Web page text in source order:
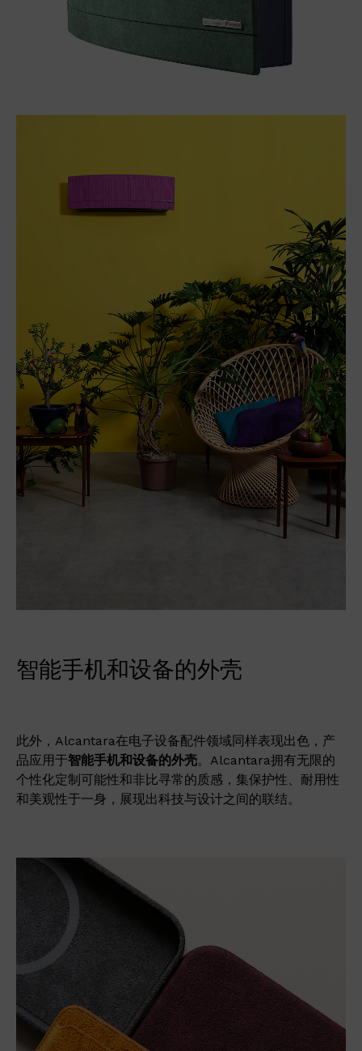
智能手机和设备的外壳
此外，Alcantara在电子设备配件领域同样表现出色，产
品应用于智能手机和设备的外壳。Alcantara拥有无限的
个性化定制可能性和非比寻常的质感，集保护性、耐用性
和美观性于一身，展现出科技与设计之间的联结。